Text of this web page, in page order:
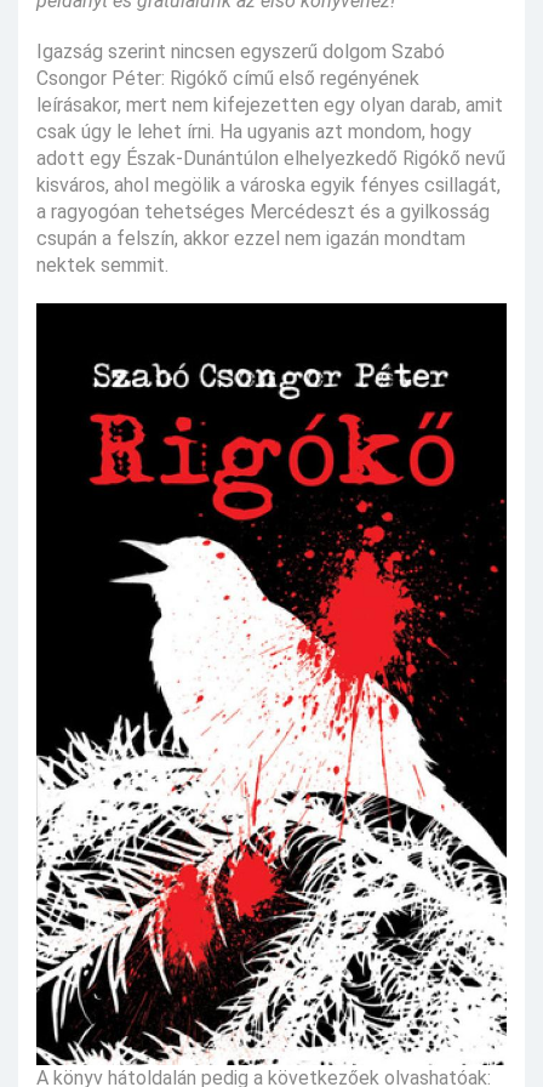
Igazság szerint nincsen egyszerű dolgom Szabó
Csongor Péter: Rigókő című első regényének
leírásakor, mert nem kifejezetten egy olyan darab, amit
csak úgy le lehet írni. Ha ugyanis azt mondom, hogy
adott egy Észak-Dunántúlon elhelyezkedő Rigókő nevű
kisváros, ahol megölik a városka egyik fényes csillagát,
a ragyogóan tehetséges Mercédeszt és a gyilkosság
csupán a felszín, akkor ezzel nem igazán mondtam
nektek semmit.
A könyv hátoldalán pedig a következőek olvashatóak: